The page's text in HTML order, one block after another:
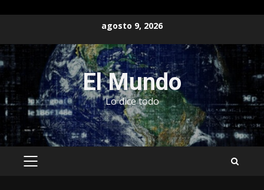
contenido
agosto 9, 2026
El Mundo
Lo dice todo
MENÚ